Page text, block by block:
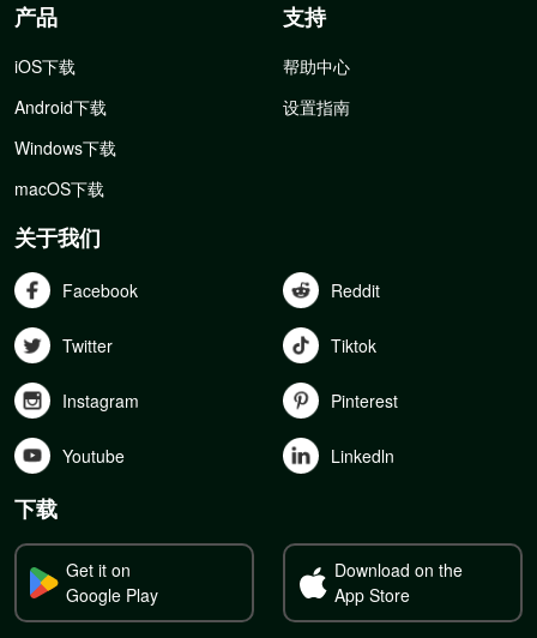
产品
iOS下载
Android下载
Windows下载
macOS下载
支持
帮助中心
设置指南
关于我们
Facebook Reddit
Twitter Tiktok
Instagram Pinterest
Youtube Linkedln
下载
Get it on
Google Play
Download on the
App Store